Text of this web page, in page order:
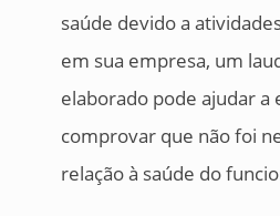
saúde devido a
em sua empresa, um
elaborado pode ajudar a
comprovar que não foi
relação à saúde do